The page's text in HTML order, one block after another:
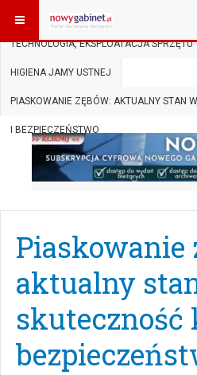
JESTEŚ TUTAJ: START
TECHNOLOGIA, EKSPLOATACJA SPRZĘTU
HIGIENA JAMY USTNEJ
PIASKOWANIE ZĘBÓW: AKTUALNY STAN
I BEZPIECZEŃSTWO
Piaskowanie
aktualny